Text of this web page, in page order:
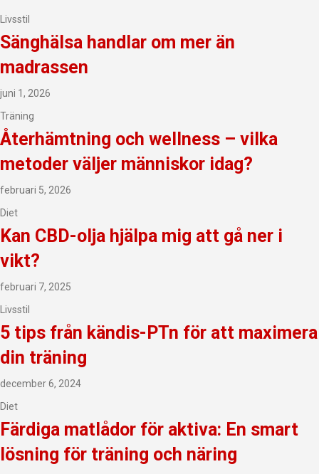
Livsstil
Sänghälsa handlar om mer än
madrassen
juni 1, 2026
Träning
Återhämtning och wellness – vilka
metoder väljer människor idag?
februari 5, 2026
Diet
Kan CBD-olja hjälpa mig att gå ner i
vikt?
februari 7, 2025
Livsstil
5 tips från kändis-PTn för att maximera
din träning
december 6, 2024
Diet
Färdiga matlådor för aktiva: En smart
lösning för träning och näring